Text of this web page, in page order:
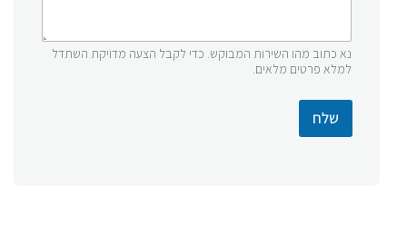
נא כתוב מהו השירות המבוקש. כדי לקבל הצעה מדויקת השתדל
למלא פרטים מלאים.
שלח